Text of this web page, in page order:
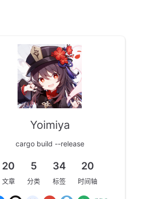
Yoimiya
cargo build --release
20
文章
5
分类
34
标签
20
时间轴